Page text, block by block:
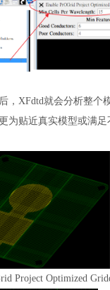
， XFdtd就会分析整个
为贴近真实模型或满
Project Optimized